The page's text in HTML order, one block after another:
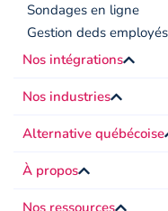
Sondages en ligne
Gestion deds employés
Nos intégrations
Nos industries
Alternative québécoise
À propos